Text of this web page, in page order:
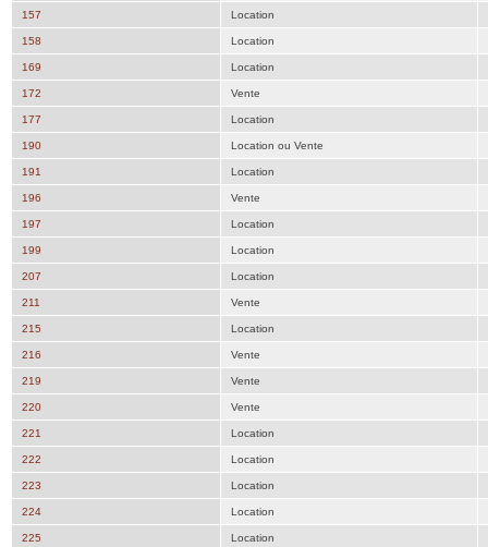
157 Location
158 Location
169 Location
172 Vente
177 Location
190 Location ou Vente
191 Location
196 Vente
197 Location
199 Location
207 Location
211 Vente
215 Location
216 Vente
219 Vente
220 Vente
221 Location
222 Location
223 Location
224 Location
225 Location